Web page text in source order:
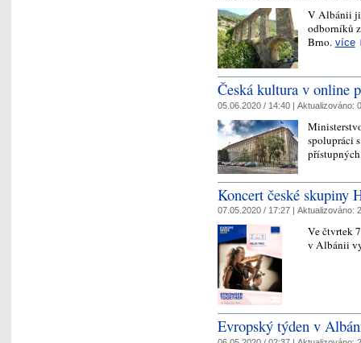
V Albánii
odborníků
Brno. více
Česká kultura v online
05.06.2020 / 14:40 | Aktualizováno:
spolupráci
Koncert české skupiny
07.05.2020 / 17:27 | Aktualizováno:
Ve čtvrtek
v Albánii
Evropský týden v